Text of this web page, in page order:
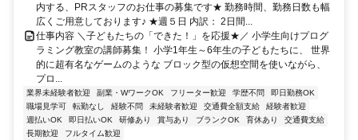
内する、PRスタッフのお仕事の募集です★ 勤務時間、勤務日数も幅
広くご用意しております♪ ★週５日 内訳： 2日間...
仕事内容 ＼子どもたちの「できた！」を応援★／ 小学生向けプログ
ラミング教室の講師募集！ 小学1年生～6年生の子どもたちに、 世界
的に超有名なゲームのような ブロック型の仮想空間を使いながら、
プロ...
業界未経験者歓迎 副業・WワークOK フリーター歓迎 学歴不問
即日勤務OK
職場見学可
転勤なし 経験不問 未経験者歓迎 交通費全額支給
経験者歓迎
週払いOK
即日払いOK 研修あり 賞与あり ブランクOK 育休あり
交通費支給
長期歓迎
フルタイム歓迎